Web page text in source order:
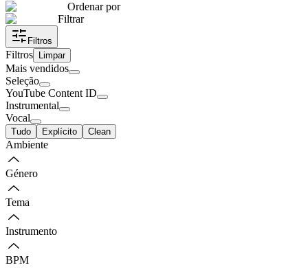
Ordenar por
Filtrar
Filtros
Filtros Limpar
Mais vendidos
Seleção
YouTube Content ID
Instrumental
Vocal
Tudo Explícito Clean
Ambiente
Género
Tema
Instrumento
BPM